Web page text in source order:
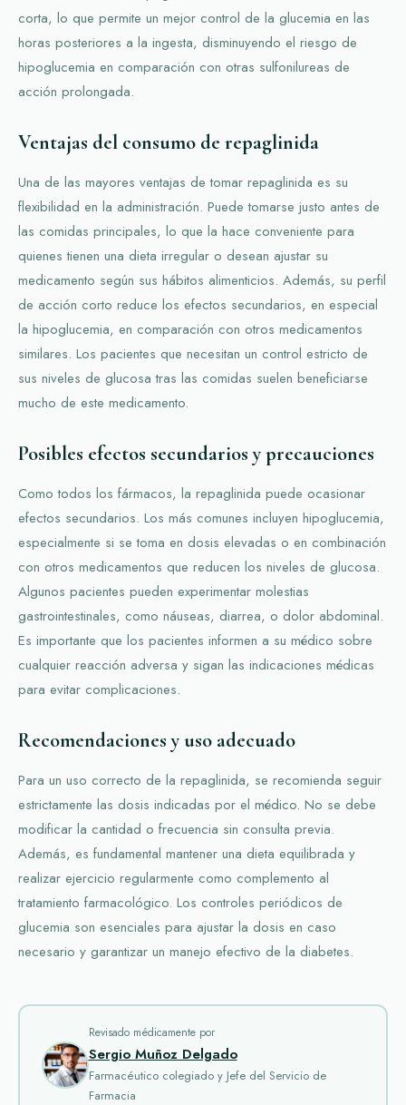
corta, lo que permite un mejor control de la glucemia en las
horas posteriores a la ingesta, disminuyendo el riesgo de
hipoglucemia en comparación con otras sulfonilureas de
acción prolongada.
Ventajas del consumo de repaglinida
Una de las mayores ventajas de tomar repaglinida es su
flexibilidad en la administración. Puede tomarse justo antes de
las comidas principales, lo que la hace conveniente para
quienes tienen una dieta irregular o desean ajustar su
medicamento según sus hábitos alimenticios. Además, su perfil
de acción corto reduce los efectos secundarios, en especial
la hipoglucemia, en comparación con otros medicamentos
similares. Los pacientes que necesitan un control estricto de
sus niveles de glucosa tras las comidas suelen beneficiarse
mucho de este medicamento.
Posibles efectos secundarios y precauciones
Como todos los fármacos, la repaglinida puede ocasionar
efectos secundarios. Los más comunes incluyen hipoglucemia,
especialmente si se toma en dosis elevadas o en combinación
con otros medicamentos que reducen los niveles de glucosa.
Algunos pacientes pueden experimentar molestias
gastrointestinales, como náuseas, diarrea, o dolor abdominal.
Es importante que los pacientes informen a su médico sobre
cualquier reacción adversa y sigan las indicaciones médicas
para evitar complicaciones.
Recomendaciones y uso adecuado
Para un uso correcto de la repaglinida, se recomienda seguir
estrictamente las dosis indicadas por el médico. No se debe
modificar la cantidad o frecuencia sin consulta previa.
Además, es fundamental mantener una dieta equilibrada y
realizar ejercicio regularmente como complemento al
tratamiento farmacológico. Los controles periódicos de
glucemia son esenciales para ajustar la dosis en caso
necesario y garantizar un manejo efectivo de la diabetes.
Revisado médicamente por
Sergio Muñoz Delgado
Farmacéutico colegiado y Jefe del Servicio de
Farmacia